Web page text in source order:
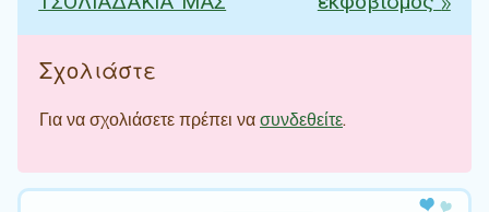
Σχολιάστε
Για να σχολιάσετε πρέπει νασυνδεθείτε.